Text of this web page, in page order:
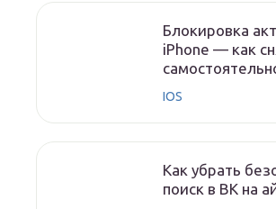
Блокировка
iPhone — как
IOS
Как убрать
поиск в ВК на